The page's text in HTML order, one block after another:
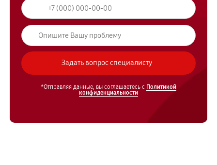
*Отправляя данные, вы соглашаетесь с Политикой
конфиденциальности